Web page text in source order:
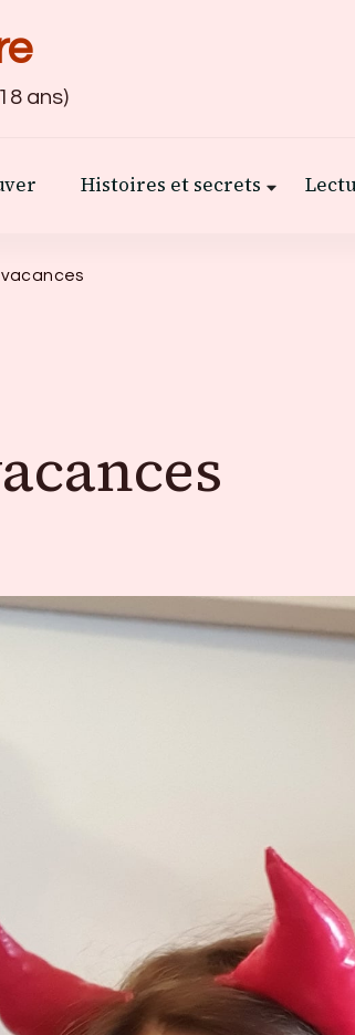
ans)
Histoires et secrets